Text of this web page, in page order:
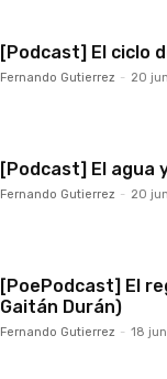
[Podcast] El ciclo
Fernando Gutierrez - 20
[Podcast] El agua
Fernando Gutierrez - 20
[PoePodcast] El
Gaitán Durán)
Fernando Gutierrez - 18